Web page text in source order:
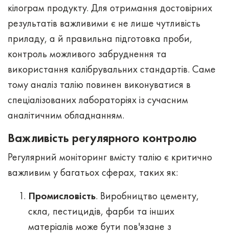
кілограм продукту. Для отримання достовірних
результатів важливими є не лише чутливість
приладу, а й правильна підготовка проби,
контроль можливого забруднення та
використання калібрувальних стандартів. Саме
тому аналіз талію повинен виконуватися в
спеціалізованих лабораторіях із сучасним
аналітичним обладнанням.
Важливість регулярного контролю
Регулярний моніторинг вмісту талію є критично
важливим у багатьох сферах, таких як:
Промисловість. Виробництво цементу,
скла, пестицидів, фарби та інших
матеріалів може бути пов'язане з